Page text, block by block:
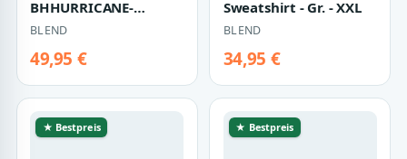
Blend -
BHHURRICANE-
Denimshorts denim
black - Gr. - L
BLEND
49,95 €
Blend - BHJULIUS
Sweatshirt - Gr. - XXL
BLEND
34,95 €